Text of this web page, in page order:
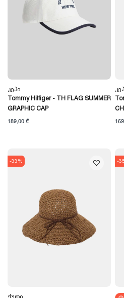
Კეპი
Tommy Hilfiger - TH FLAG SUMMER
GRAPHIC CAP
189,00 ₾
-33% -